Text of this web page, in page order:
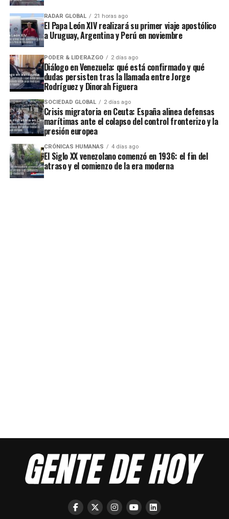
RADAR GLOBAL 21 horas ago
El Papa León XIV realizará su primer viaje apostólico
a Uruguay, Argentina y Perú en noviembre
PODER & LIDERAZGO 2 días ago
Diálogo en Venezuela: qué está confirmado y qué
dudas persisten tras la llamada entre Jorge
Rodríguez y Dinorah Figuera
SOCIEDAD GLOBAL 2 días ago
Crisis migratoria en Ceuta: España alinea defensas
marítimas ante el colapso del control fronterizo y la
presión europea
CRÓNICAS HUMANAS 4 días ago
El Siglo XX venezolano comenzó en 1936: el fin del
atraso y el comienzo de la era moderna